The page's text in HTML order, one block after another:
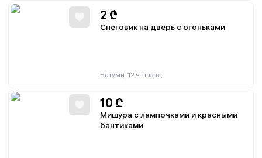
2 ₾
Снеговик на дверь с огоньками
Батуми 12 ч. назад
10 ₾
Мишура с лампочками и красными
бантиками